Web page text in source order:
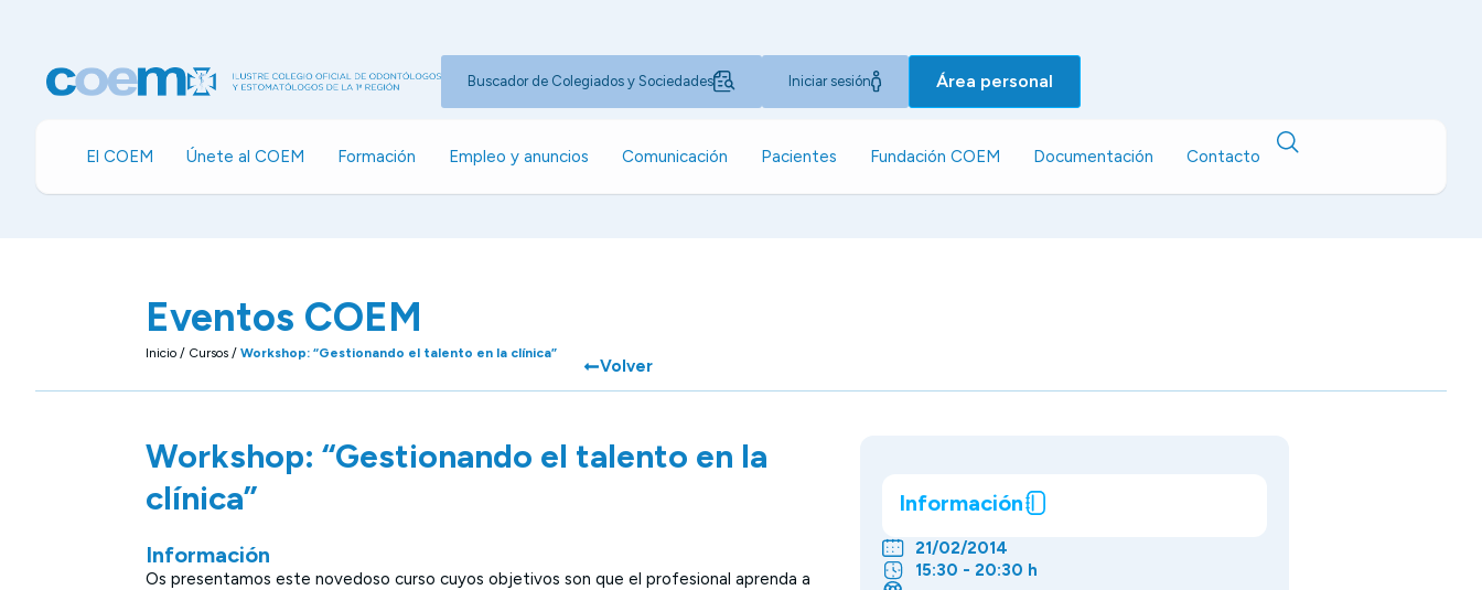
Buscador de Colegiados y Sociedades Iniciar sesión Área personal
El COEM Únete al COEM Formación Empleo y anuncios Comunicación Pacientes Fundación COEM Documentación Contacto
Eventos COEM
Inicio / Cursos / Workshop: “Gestionando el talento en la clínica”
Volver
Workshop: “Gestionando el talento en la
clínica”
Información
Os presentamos este novedoso curso cuyos objetivos son que el profesional aprenda a
Información
21/02/2014
15:30 - 20:30 h